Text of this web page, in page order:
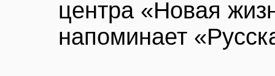
центра «Новая
напоминает